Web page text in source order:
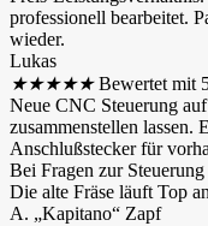
professionell bearbeitet.
wieder.
Lukas
★★★★★ Bewertet mit
Neue CNC Steuerung
zusammenstellen lassen.
Anschlußstecker für
Bei Fragen zur
Die alte Fräse läuft Top
A. „Kapitano“ Zapf